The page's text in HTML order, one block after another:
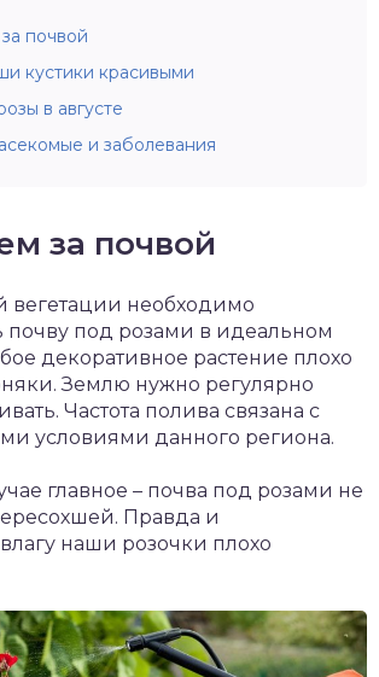
почвой
кустики красивыми
в августе
и заболевания
за почвой
вегетации необходимо
под розами в идеальном
декоративное растение плохо
Землю нужно регулярно
Частота полива связана с
условиями данного региона.
главное – почва под розами не
Правда и
наши розочки плохо